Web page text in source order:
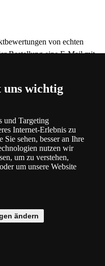
von echten
Bestellung eine E-Mail mit
wichtig
und Targeting
Internet-Erlebnis zu
sehen, besser an Ihre
nutzen wir
um zu verstehen,
um unsere Website
ändern